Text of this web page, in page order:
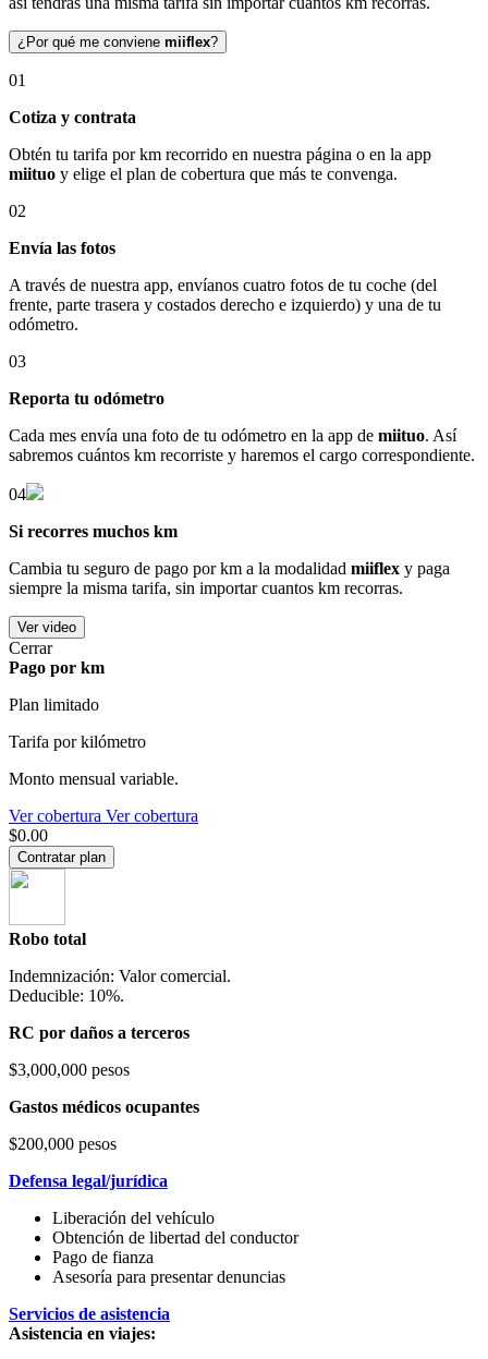
¿Por qué me conviene miiflex?
01
Cotiza y contrata
Obtén tu tarifa por km recorrido en nuestra página o en la app
miituo y elige el plan de cobertura que más te convenga.
02
Envía las fotos
A través de nuestra app, envíanos cuatro fotos de tu coche (del
frente, parte trasera y costados derecho e izquierdo) y una de tu
odómetro.
03
Reporta tu odómetro
Cada mes envía una foto de tu odómetro en la app de miituo. Así
sabremos cuántos km recorriste y haremos el cargo correspondiente.
04
Si recorres muchos km
Cambia tu seguro de pago por km a la modalidad miiflex y paga
siempre la misma tarifa, sin importar cuantos km recorras.
Ver video
Cerrar
Pago por km
Plan limitado
Tarifa por kilómetro
Monto mensual variable.
Ver cobertura Ver cobertura
$0.00
Contratar plan
Robo total
Indemnización: Valor comercial.
Deducible: 10%.
RC por daños a terceros
$3,000,000 pesos
Gastos médicos ocupantes
$200,000 pesos
Defensa legal/jurídica
Liberación del vehículo
Obtención de libertad del conductor
Pago de fianza
Asesoría para presentar denuncias
Servicios de asistencia
Asistencia en viajes: